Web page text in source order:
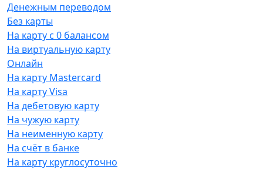
Денежным переводом
Без карты
На карту с 0 балансом
На виртуальную карту
Онлайн
На карту Mastercard
На карту Visa
На дебетовую карту
На чужую карту
На неименную карту
На счёт в банке
На карту круглосуточно